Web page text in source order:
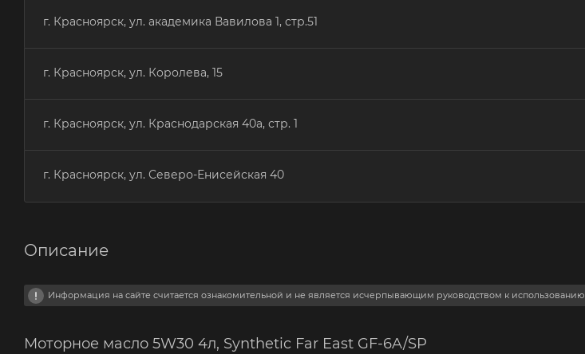
г. Красноярск, ул. академика Вавилова 1, стр.51
г. Красноярск, ул. Королева, 15
г. Красноярск, ул. Краснодарская 40а, стр. 1
г. Красноярск, ул. Северо-Енисейская 40
Описание
Информация на сайте считается ознакомительной и не является исчерпывающим руководством к использованию
Моторное масло 5W30 4л, Synthetic Far East GF-6A/SP